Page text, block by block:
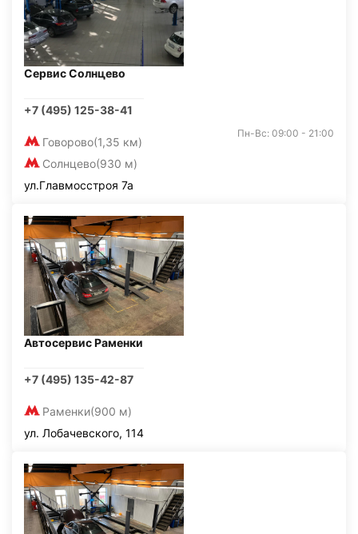
Сервис Солнцево
+7 (495) 125-38-41
Говорово(1,35 км)
Солнцево(930 м)
Пн-Вс: 09:00 - 21:00
ул.Главмосстроя 7а
Автосервис Раменки
+7 (495) 135-42-87
Раменки(900 м)
ул. Лобачевского, 114